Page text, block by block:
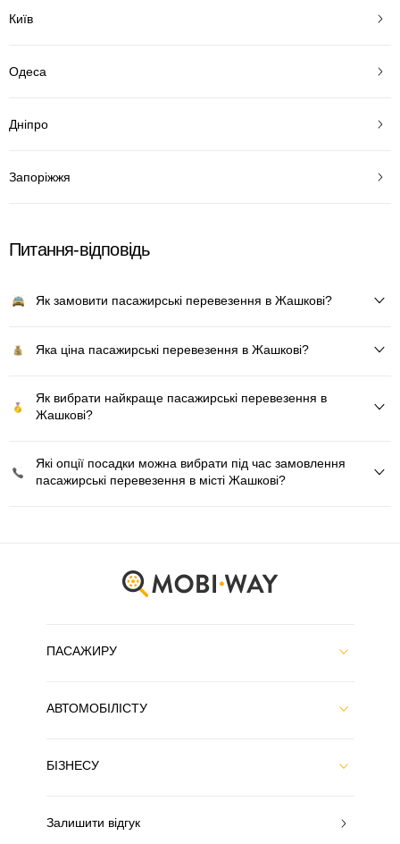
Київ
Одеса
Дніпро
Запоріжжя
Питання-відповідь
Як замовити пасажирські перевезення в Жашкові?
Яка ціна пасажирські перевезення в Жашкові?
Як вибрати найкраще пасажирські перевезення в
Жашкові?
Які опції посадки можна вибрати під час замовлення
пасажирські перевезення в місті Жашкові?
ПАСАЖИРУ
АВТОМОБІЛІСТУ
БІЗНЕСУ
Залишити відгук